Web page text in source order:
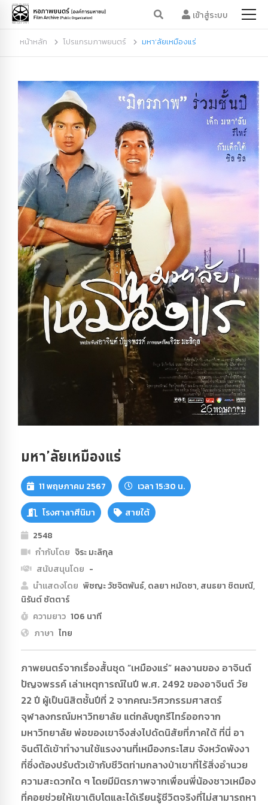
เข้าสู่ระบบ
หน้าหลัก โปรแกรมภาพยนตร์ มหา’ลัยเหมืองแร่
มหา’ลัยเหมืองแร่
11 พฤษภาคม 2567 เวลา 15:30 น.
โรงศาลาศีนิมา
สายใต้
2548
กำกับโดย จิระ มะลิกุล
สนับสนุนโดย -
นำแสดงโดย พิชญะ วัชจิตพันธ์, ดลยา หมัดชา, สนธยา ชิตมณี,
นิรันต์ ซัตตาร์
ความยาว 106 นาที
ภาษา ไทย
ภาพยนตร์จากเรื่องสั้นชุด “เหมืองแร่” ผลงานของ อาจินต์
ปัญจพรรค์ เล่าเหตุการณ์ในปี พ.ศ. 2492 ของอาจินต์ วัย
22 ปี ผู้เป็นนิสิตชั้นปีที่ 2 จากคณะวิศวกรรมศาสตร์
จุฬาลงกรณ์มหาวิทยาลัย แต่กลับถูกรีไทร์ออกจาก
มหาวิทยาลัย พ่อของเขาจึงส่งไปดัดนิสัยที่ภาคใต้ ที่นี่ อา
จินต์ได้เข้าทำงานใช้แรงงานที่เหมืองกระโสม จังหวัดพังงา
ที่ซึ่งต้องปรับตัวเข้ากับชีวิตท่ามกลางป่าเขาที่ไร้สิ่งอำนวย
ความสะดวกใด ๆ โดยมีมิตรภาพจากเพื่อนพี่น้องชาวเหมือง
ที่คอยช่วยให้เขาเติบโตและได้เรียนรู้ชีวิตจริงที่ไม่สามารถหา